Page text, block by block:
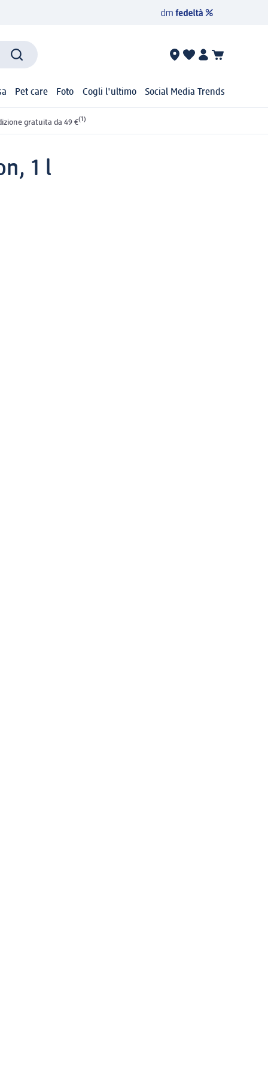
Pet care Foto Cogli l'ultimo Social Media Trends
gratuita da 49 €(1)
1 l